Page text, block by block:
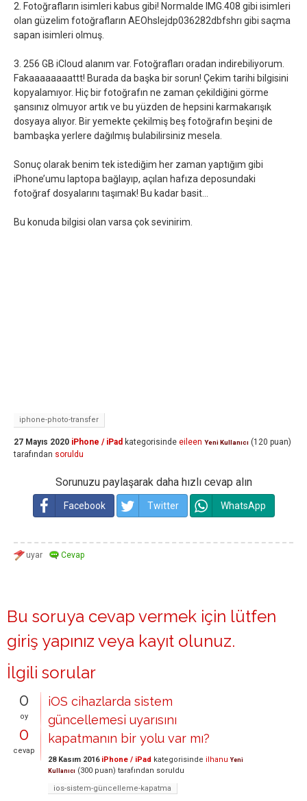
2. Fotoğrafların isimleri kabus gibi! Normalde IMG.408 gibi isimleri
olan güzelim fotoğrafların AEOhslejdp036282dbfshrı gibi saçma
sapan isimleri olmuş.
3. 256 GB iCloud alanım var. Fotoğrafları oradan indirebiliyorum.
Fakaaaaaaaattt! Burada da başka bir sorun! Çekim tarihi bilgisini
kopyalamıyor. Hiç bir fotoğrafın ne zaman çekildiğini görme
şansınız olmuyor artık ve bu yüzden de hepsini karmakarışık
dosyaya alıyor. Bir yemekte çekilmiş beş fotoğrafın beşini de
bambaşka yerlere dağılmış bulabilirsiniz mesela.
Sonuç olarak benim tek istediğim her zaman yaptığım gibi
iPhone’umu laptopa bağlayıp, açılan hafıza deposundaki
fotoğraf dosyalarını taşımak! Bu kadar basit...
Bu konuda bilgisi olan varsa çok sevinirim.
iphone-photo-transfer
27 Mayıs 2020 iPhone / iPad kategorisinde eileen Yeni Kullanıcı (120 puan)
tarafından soruldu
Sorunuzu paylaşarak daha hızlı cevap alın
Facebook Twitter WhatsApp
Bu soruya cevap vermek için lütfen
giriş yapınız veya kayıt olunuz.
İlgili sorular
0
oy
0
cevap
iOS cihazlarda sistem
güncellemesi uyarısını
kapatmanın bir yolu var mı?
28 Kasım 2016 iPhone / iPad kategorisinde ilhanu Yeni
Kullanıcı (300 puan) tarafından soruldu
ios-sistem-güncelleme-kapatma